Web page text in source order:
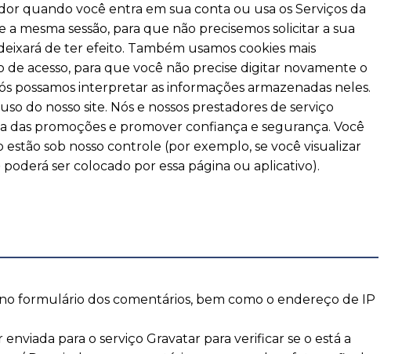
quando você entra em sua conta ou usa os Serviços da
mesma sessão, para que não precisemos solicitar a sua
de ter efeito. Também usamos cookies mais
acesso, para que você não precise digitar novamente o
possamos interpretar as informações armazenadas neles.
do nosso site. Nós e nossos prestadores de serviço
das promoções e promover confiança e segurança. Você
sob nosso controle (por exemplo, se você visualizar
ser colocado por essa página ou aplicativo).
formulário dos comentários, bem como o endereço de IP
para o serviço Gravatar para verificar se o está a